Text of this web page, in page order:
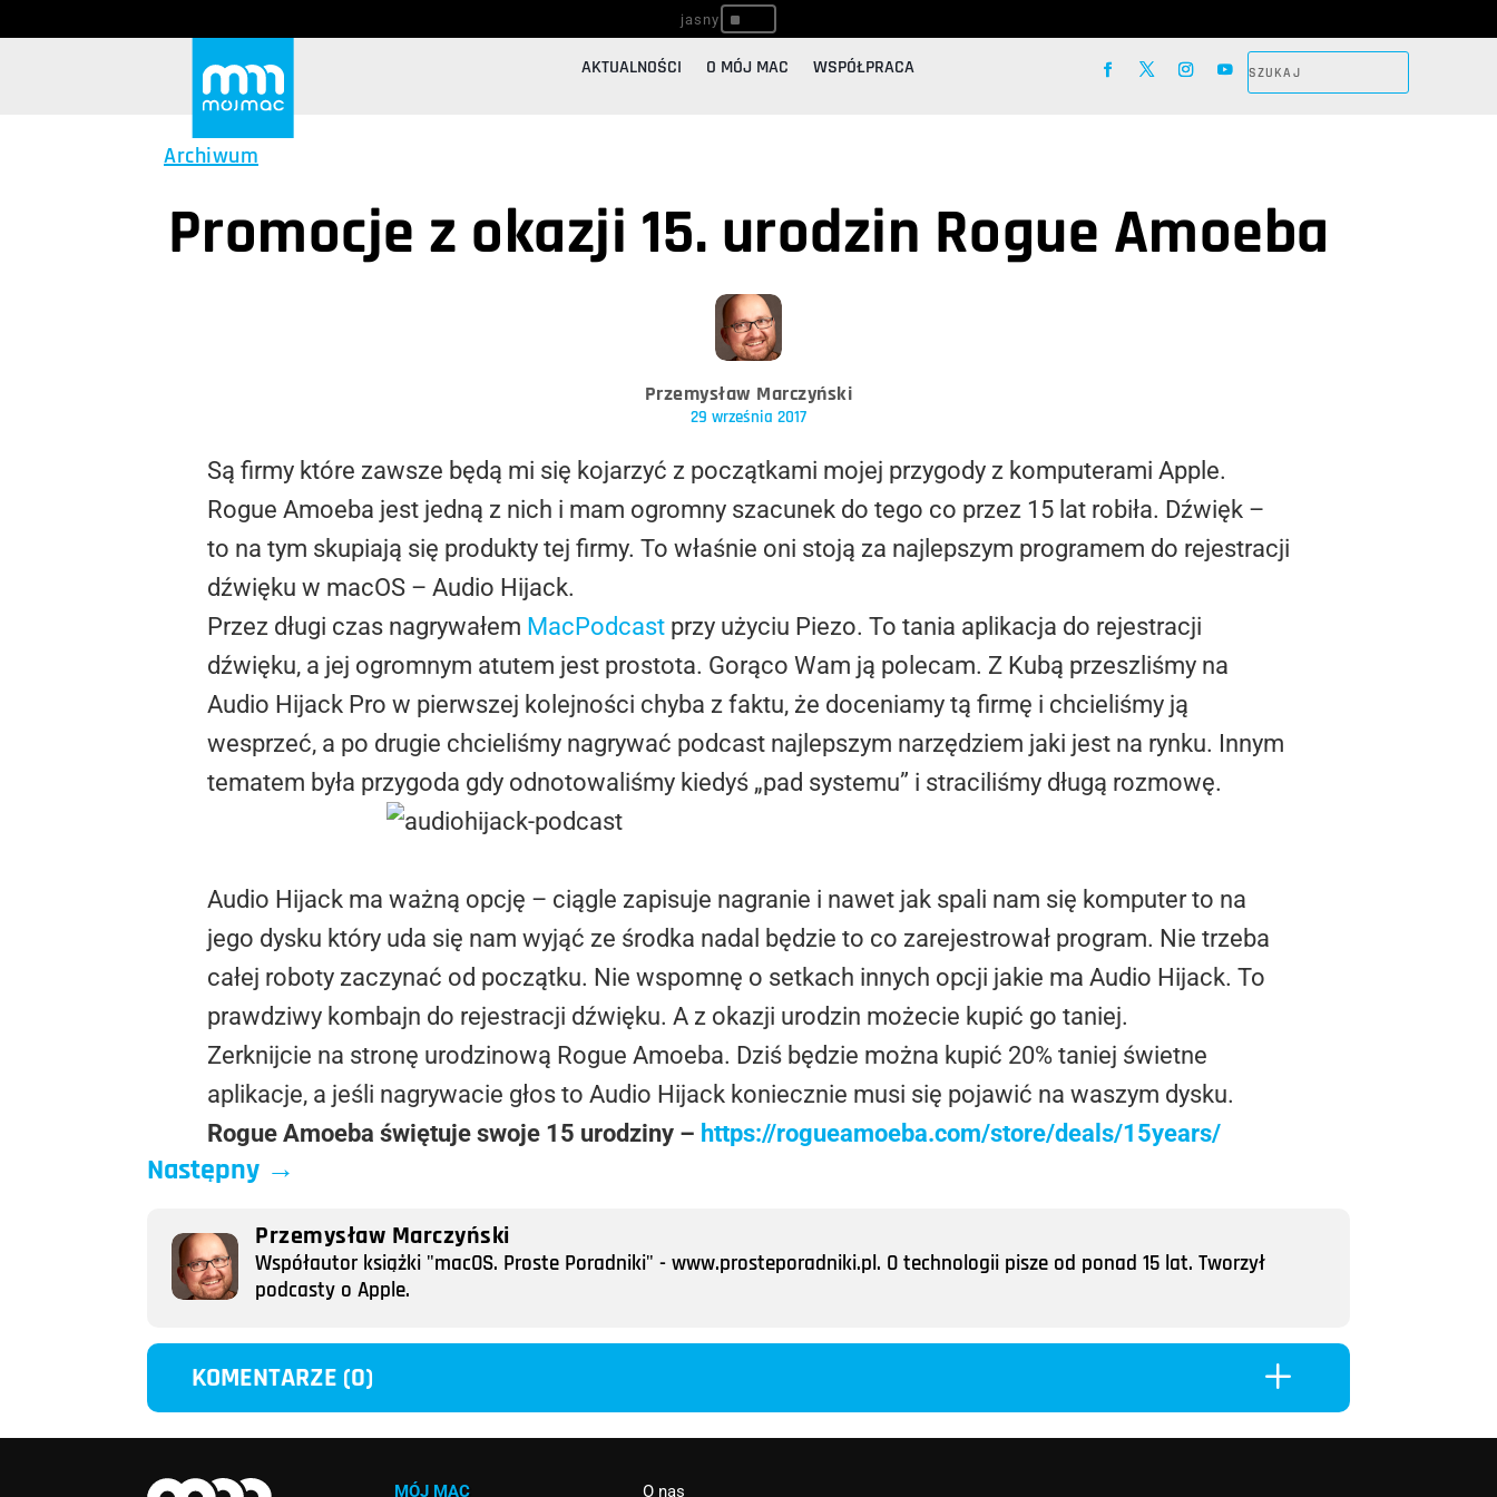
^
AKTUALNOŚCI O MÓJ MAC WSPÓŁPRACA
Archiwum
Promocje z okazji 15. urodzin Rogue Amoeba
Przemysław Marczyński
29 września 2017
Są firmy które zawsze będą mi się kojarzyć z początkami mojej przygody z komputerami Apple.
Rogue Amoeba jest jedną z nich i mam ogromny szacunek do tego co przez 15 lat robiła. Dźwięk –
to na tym skupiają się produkty tej firmy. To właśnie oni stoją za najlepszym programem do rejestracji
dźwięku w macOS – Audio Hijack.
Przez długi czas nagrywałem MacPodcast przy użyciu Piezo. To tania aplikacja do rejestracji
dźwięku, a jej ogromnym atutem jest prostota. Gorąco Wam ją polecam. Z Kubą przeszliśmy na
Audio Hijack Pro w pierwszej kolejności chyba z faktu, że doceniamy tą firmę i chcieliśmy ją
wesprzeć, a po drugie chcieliśmy nagrywać podcast najlepszym narzędziem jaki jest na rynku. Innym
tematem była przygoda gdy odnotowaliśmy kiedyś „pad systemu” i straciliśmy długą rozmowę.
Audio Hijack ma ważną opcję – ciągle zapisuje nagranie i nawet jak spali nam się komputer to na
jego dysku który uda się nam wyjąć ze środka nadal będzie to co zarejestrował program. Nie trzeba
całej roboty zaczynać od początku. Nie wspomnę o setkach innych opcji jakie ma Audio Hijack. To
prawdziwy kombajn do rejestracji dźwięku. A z okazji urodzin możecie kupić go taniej.
Zerknijcie na stronę urodzinową Rogue Amoeba. Dziś będzie można kupić 20% taniej świetne
aplikacje, a jeśli nagrywacie głos to Audio Hijack koniecznie musi się pojawić na waszym dysku.
Rogue Amoeba świętuje swoje 15 urodziny – https://rogueamoeba.com/store/deals/15years/
Następny →
Przemysław Marczyński
Współautor książki "macOS. Proste Poradniki" - www.prosteporadniki.pl. O technologii pisze od ponad 15 lat. Tworzył
podcasty o Apple.
KOMENTARZE (0) L
MÓJ MAC O nas